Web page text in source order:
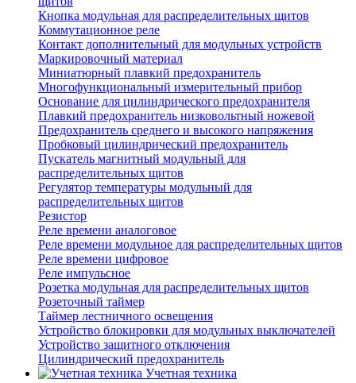
Кнопка модульная для распределительных щитов
Коммутационное реле
Контакт дополнительный для модульных устройств
Маркировочный материал
Миниатюрный плавкий предохранитель
Многофункциональный измерительный прибор
Основание для цилиндрического предохранителя
Плавкий предохранитель низковольтный ножевой
Предохранитель среднего и высокого напряжения
Пробковый цилиндрический предохранитель
Пускатель магнитный модульный для
распределительных щитов
Регулятор температуры модульный для
распределительных щитов
Резистор
Реле времени аналоговое
Реле времени модульное для распределительных щитов
Реле времени цифровое
Реле импульсное
Розетка модульная для распределительных щитов
Розеточный таймер
Таймер лестничного освещения
Устройство блокировки для модульных выключателей
Устройство защитного отключения
Цилиндрический предохранитель
Учетная техника